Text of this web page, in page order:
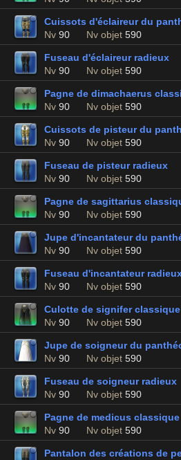
Cuissots d'éclaireur du
Nv 90 Nv objet 590
Fuseau d'éclaireur radieux
Nv 90 Nv objet 590
Pagne de dimachaerus
Nv 90 Nv objet 590
Cuissots de pisteur du
Nv 90 Nv objet 590
Fuseau de pisteur radieux
Nv 90 Nv objet 590
Pagne de sagittarius
Nv 90 Nv objet 590
Jupe d'incantateur du
Nv 90 Nv objet 590
Fuseau d'incantateur
Nv 90 Nv objet 590
Culotte de signifer classique
Nv 90 Nv objet 590
Jupe de soigneur du
Nv 90 Nv objet 590
Fuseau de soigneur radieux
Nv 90 Nv objet 590
Pagne de medicus
Nv 90 Nv objet 590
Pantalon des créations de